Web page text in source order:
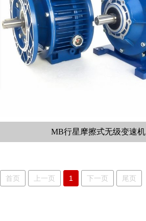
MB行星摩擦式无级变速机
首页 上一页 1 下一页 尾页